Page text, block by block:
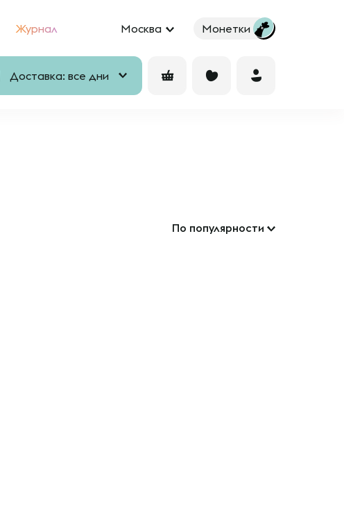
Журнал Москва Монетки
Доставка: все дни
По популярности